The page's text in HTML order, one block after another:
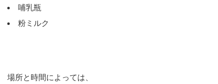
哺乳瓶
粉ミルク
場所と時間によっては、